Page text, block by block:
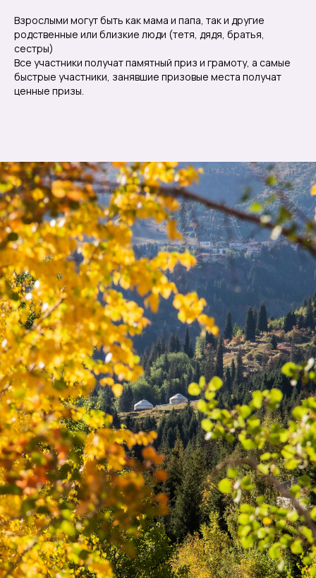
Взрослыми могут быть как мама и папа, так и другие
родственные или близкие люди (тетя, дядя, братья,
сестры)
Все участники получат памятный приз и грамоту, а самые
быстрые участники, занявшие призовые места получат
ценные призы.